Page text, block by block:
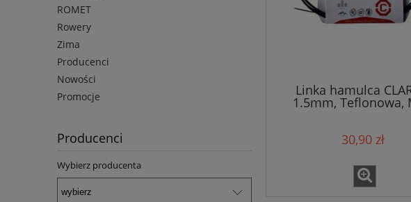
ROMET
Rowery
Zima
Producenci
Nowości
Promocje
Producenci
Wybierz producenta
Linka hamulca
1.5mm, Teflonowa,
30,90 zł